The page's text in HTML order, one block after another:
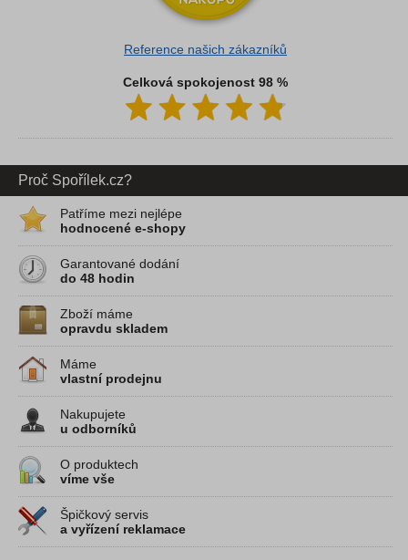
Reference našich zákazníků
Celková spokojenost 98 %
Proč Spořílek.cz?
Patříme mezi nejlépe
hodnocené e-shopy
Garantované dodání
do 48 hodin
Zboží máme
opravdu skladem
Máme
vlastní prodejnu
Nakupujete
u odborníků
O produktech
víme vše
Špičkový servis
a vyřízení reklamace